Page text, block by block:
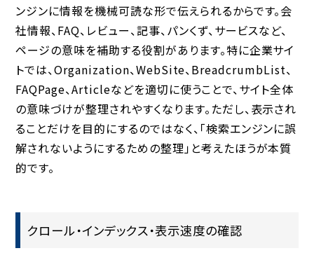
ンジンに情報を機械可読な形で伝えられるからです。会
社情報、FAQ、レビュー、記事、パンくず、サービスなど、
ページの意味を補助する役割があります。特に企業サイ
トでは、Organization、WebSite、BreadcrumbList、
FAQPage、Articleなどを適切に使うことで、サイト全体
の意味づけが整理されやすくなります。ただし、表示され
ることだけを目的にするのではなく、「検索エンジンに誤
解されないようにするための整理」と考えたほうが本質
的です。
クロール・インデックス・表示速度の確認